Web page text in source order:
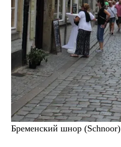
Бременский шнор (Schnoor)